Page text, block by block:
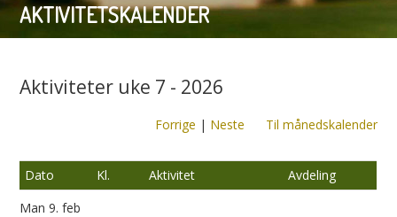
AKTIVITETSKALENDER
Aktiviteter uke 7 - 2026
Forrige | Neste Til månedskalender
Dato Kl. Aktivitet
Avdeling
Man9. feb